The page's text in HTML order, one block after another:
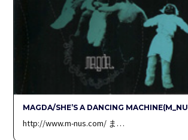
MAGDA/SHE’S A DANCING
http://www.m-nus.com/ ま…